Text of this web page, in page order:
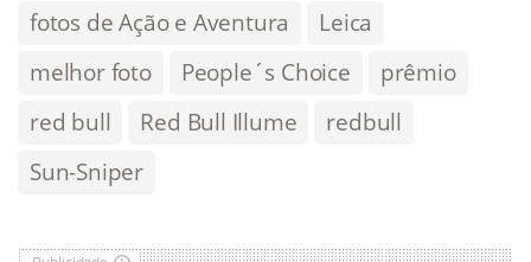
fotos de Ação e Aventura
Leica
melhor foto
People´s Choice
prêmio
red bull
Red Bull Illume
redbull
Sun-Sniper